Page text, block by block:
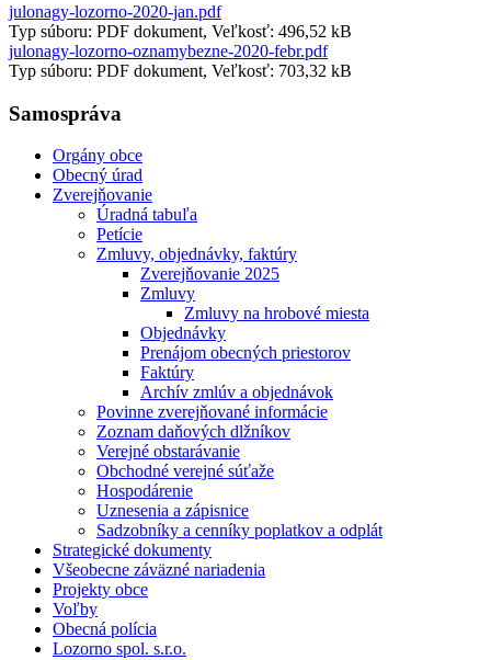
julonagy-lozorno-2020-jan.pdf
Typ súboru: PDF dokument, Veľkosť: 496,52 kB
julonagy-lozorno-oznamybezne-2020-febr.pdf
Typ súboru: PDF dokument, Veľkosť: 703,32 kB
Samospráva
Orgány obce
Obecný úrad
Zverejňovanie
Úradná tabuľa
Petície
Zmluvy, objednávky, faktúry
Zverejňovanie 2025
Zmluvy
Zmluvy na hrobové miesta
Objednávky
Prenájom obecných priestorov
Faktúry
Archív zmlúv a objednávok
Povinne zverejňované informácie
Zoznam daňových dlžníkov
Verejné obstarávanie
Obchodné verejné súťaže
Hospodárenie
Uznesenia a zápisnice
Sadzobníky a cenníky poplatkov a odplát
Strategické dokumenty
Všeobecne záväzné nariadenia
Projekty obce
Voľby
Obecná polícia
Lozorno spol. s.r.o.